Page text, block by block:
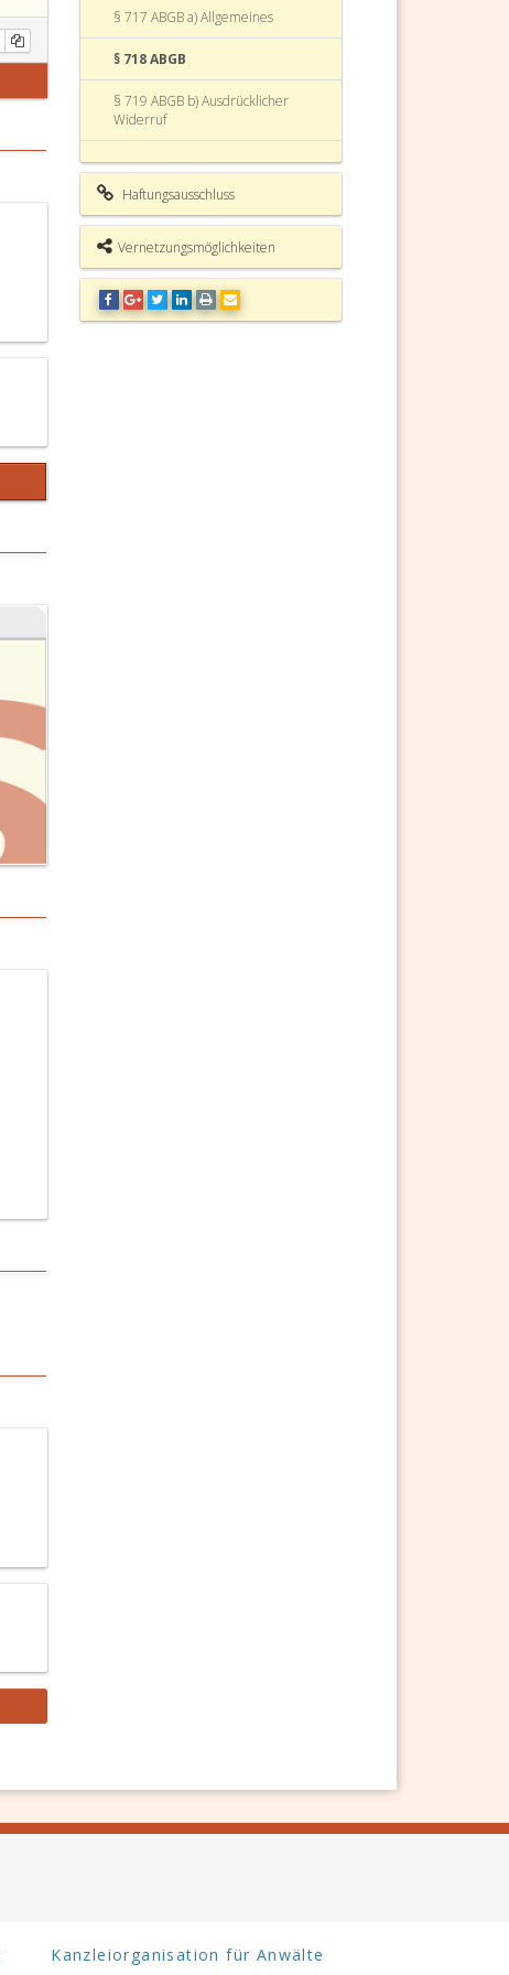
§ 717 ABGB a) Allgemeines
§ 718 ABGB
§ 719 ABGB b) Ausdrücklicher
Widerruf
§ 720 ABGB (weggefallen)
§ 721 ABGB c) Stillschweigender
Widerruf
§ 722 ABGB
§ 723 ABGB
Haftungsausschluss
Vernetzungsmöglichkeiten
Kanzleiorganisation für Anwälte